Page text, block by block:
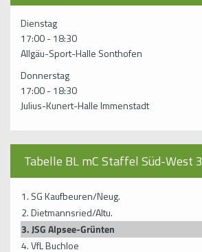
Dienstag
17:00 - 18:30
Allgäu-Sport-Halle Sonthofen
Donnerstag
17:00 - 18:30
Julius-Kunert-Halle Immenstadt
Tabelle BL mC Staffel Süd-West 3
1. SG Kaufbeuren/Neug.
2. Dietmannsried/Altu.
3. JSG Alpsee-Grünten
4. VfL Buchloe